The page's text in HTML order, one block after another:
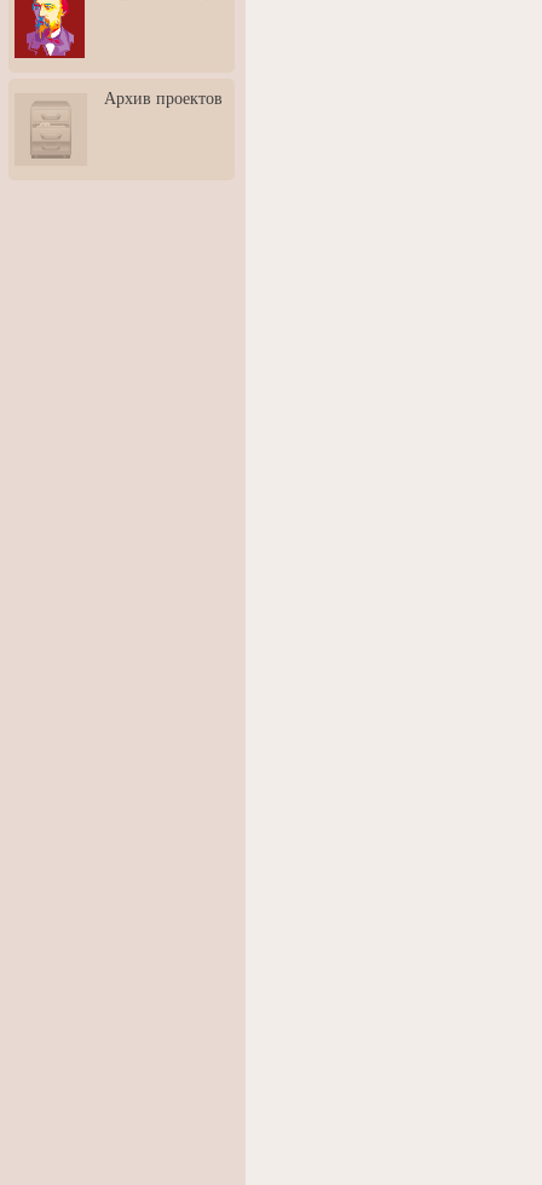
3: Обусловленности
человека и их влияние на
карьеру
скульптором Дмитрием
Тугариновым
АртБульвар в День города
Архив проектов